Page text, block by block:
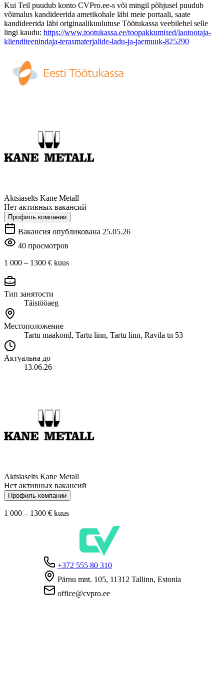
Kui Teil puudub konto CVPro.ee-s või mingil põhjusel puudub
võimalus kandideerida ametikohale läbi meie portaali, saate
kandideerida läbi originaalikuulutuse Töötukassa veebilehel selle
lingi kaudu: https://www.tootukassa.ee/toopakkumised/laotootaja-
klienditeenindaja-terasmaterjalide-ladu-ja-jaemuuk-825290
Aktsiaselts Kane Metall
Нет активных вакансий
Профиль компании
Вакансия опубликована 25.05.26
40 просмотров
1 000 – 1300 € kuus
Тип занятости
Täistööaeg
Местоположение
Tartu maakond, Tartu linn, Tartu linn, Ravila tn 53
Актуальна до
13.06.26
Aktsiaselts Kane Metall
Нет активных вакансий
Профиль компании
1 000 – 1300 € kuus
+372 555 80 310
Pärnu mnt. 105, 11312 Tallinn, Estonia
office@cvpro.ee